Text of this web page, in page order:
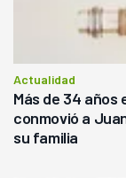
Actualidad
Más de 34 años
conmovió a
su familia